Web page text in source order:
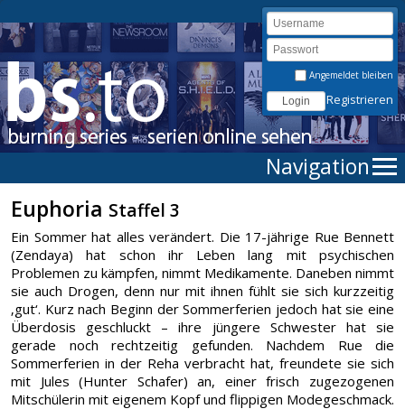
Angemeldet bleiben
Registrieren
Navigation
Euphoria Staffel 3
Ein Sommer hat alles verändert. Die 17-jährige Rue Bennett
(Zendaya) hat schon ihr Leben lang mit psychischen
Problemen zu kämpfen, nimmt Medikamente. Daneben nimmt
sie auch Drogen, denn nur mit ihnen fühlt sie sich kurzzeitig
‚gut‘. Kurz nach Beginn der Sommerferien jedoch hat sie eine
Überdosis geschluckt – ihre jüngere Schwester hat sie
gerade noch rechtzeitig gefunden. Nachdem Rue die
Sommerferien in der Reha verbracht hat, freundete sie sich
mit Jules (Hunter Schafer) an, einer frisch zugezogenen
Mitschülerin mit eigenem Kopf und flippigen Modegeschmack.